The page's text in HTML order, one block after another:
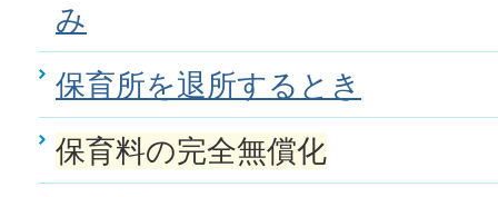
み
保育所を退所するとき
保育料の完全無償化